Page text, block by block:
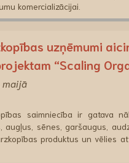
komercializācijai.
uzņēmumi
“Scaling
maijā
saimniecība ir gatava
augļus, sēnes, garšaugus,
produktus un vēlies